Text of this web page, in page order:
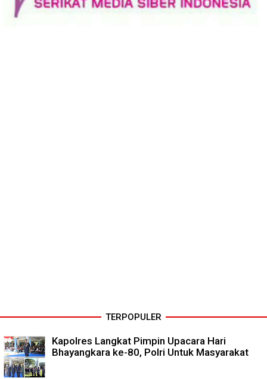
TERPOPULER
Kapolres Langkat Pimpin Upacara Hari
Bhayangkara ke-80, Polri Untuk Masyarakat